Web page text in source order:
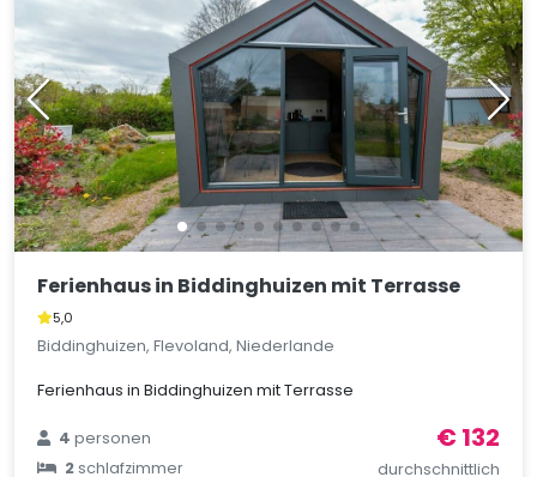
Ferienhaus in Biddinghuizen mit Terrasse
5,0
Biddinghuizen, Flevoland, Niederlande
Ferienhaus in Biddinghuizen mit Terrasse
4personen
2schlafzimmer
€ 132
durchschnittlich